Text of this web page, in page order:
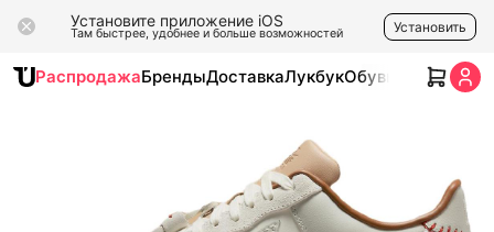
Установите приложение iOS
Там быстрее, удобнее и больше возможностей Установить
РаспродажаБрендыДоставкаЛукбукОбувь Одежда